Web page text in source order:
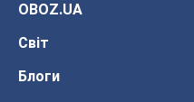
OBOZ.UA
Світ
Блоги